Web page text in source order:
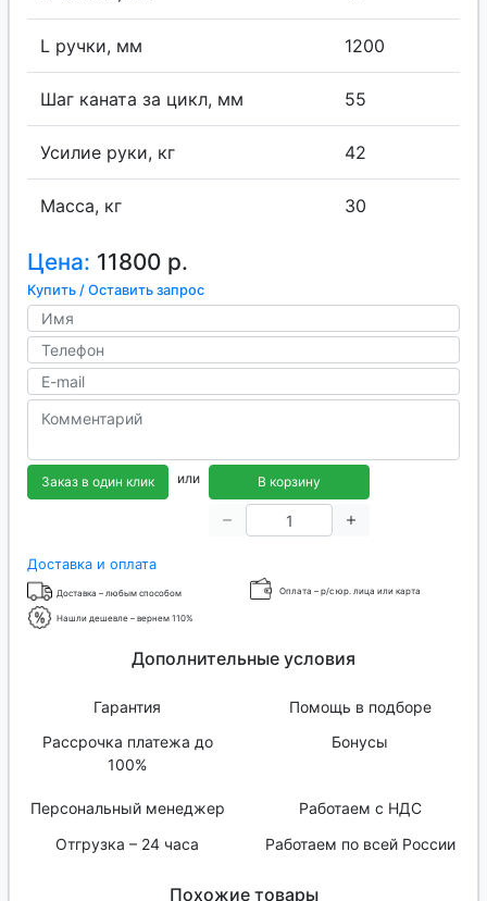
L ручки, мм 1200
Шаг каната за цикл, мм 55
Усилие руки, кг 42
Масса, кг 30
Цена: 11800 р.
Купить / Оставить запрос
Заказ в один клик или В корзину
Доставка и оплата
Доставка – любым способом Оплата – р/с юр. лица или карта
Нашли дешевле – вернем 110%
Дополнительные условия
Гарантия
Помощь в подборе
Рассрочка платежа до
100%
Бонусы
Персональный менеджер
Работаем с НДС
Отгрузка – 24 часа
Работаем по всей России
Похожие товары